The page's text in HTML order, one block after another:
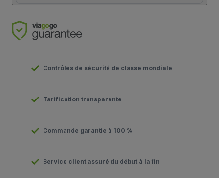
Contrôles de sécurité de classe mondiale
Tarification transparente
Commande garantie à 100 %
Service client assuré du début à la fin